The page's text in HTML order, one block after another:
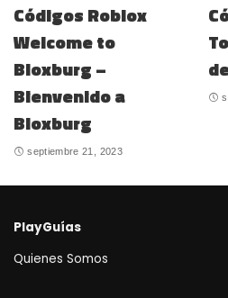
Códigos Roblox
Welcome to
Bloxburg –
Bienvenido a
Bloxburg
septiembre 21, 2023
PlayGuías
Quienes Somos